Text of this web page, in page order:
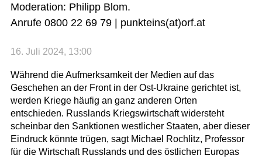
Moderation: Philipp Blom.
Anrufe 0800 22 69 79 | punkteins(at)orf.at
16. Juli 2024, 13:00
Während die Aufmerksamkeit der Medien auf das
Geschehen an der Front in der Ost-Ukraine gerichtet ist,
werden Kriege häufig an ganz anderen Orten
entschieden. Russlands Kriegswirtschaft widersteht
scheinbar den Sanktionen westlicher Staaten, aber dieser
Eindruck könnte trügen, sagt Michael Rochlitz, Professor
für die Wirtschaft Russlands und des östlichen Europas